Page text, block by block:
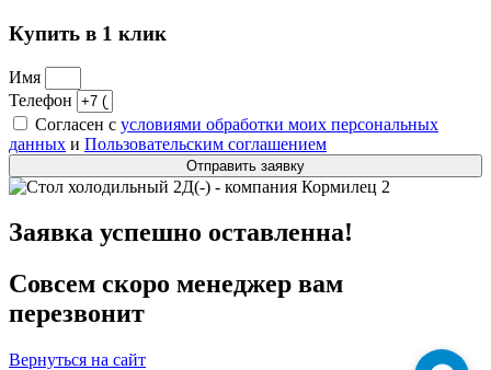
Купить в 1 клик
Имя
Телефон
Согласен с условиями обработки моих персональных
данных и Пользовательским соглашением
Отправить заявку
Заявка успешно оставленна!
Совсем скоро менеджер вам
перезвонит
Вернуться на сайт